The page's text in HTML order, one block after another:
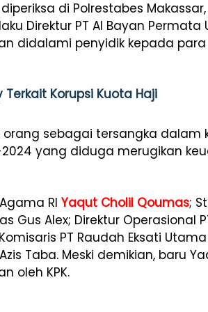
di Polrestabes
Direktur PT Al Bayan Permata
didalami penyidik kepada para
Terkait Korupsi Kuota Haji
sebagai tersangka dalam
yang diduga merugikan
RI Yaqut Cholil Qoumas;
Gus Alex; Direktur Operasional
PT Raudah Eksati
Taba. Meski demikian, baru
oleh KPK.